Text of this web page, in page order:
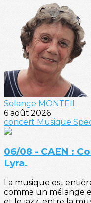
Solange MONTEIL
6 août 2026
concert Musique
06/08 - CAEN :
Lyra.
La musique est
comme un mélange
et le jazz, entre la